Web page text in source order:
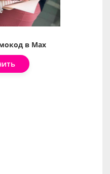
в Max